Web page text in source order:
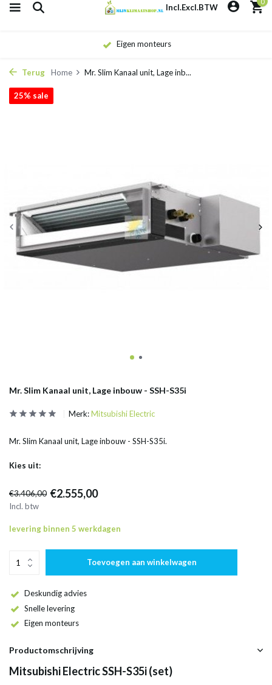
Incl.Excl.BTW
Eigen monteurs
Terug Home Mr. Slim Kanaal unit, Lage inb...
Mr. Slim Kanaal unit, Lage inbouw - SSH-S35i
25% sale
Merk:Mitsubishi Electric
Mr. Slim Kanaal unit, Lage inbouw - SSH-S35i.
Kies uit:
€3.406,00 €2.555,00
Incl. btw
levering binnen 5 werkdagen
Toevoegen aan winkelwagen
Deskundig advies
Snelle levering
Eigen monteurs
Productomschrijving
Mitsubishi Electric SSH-S35i (set)